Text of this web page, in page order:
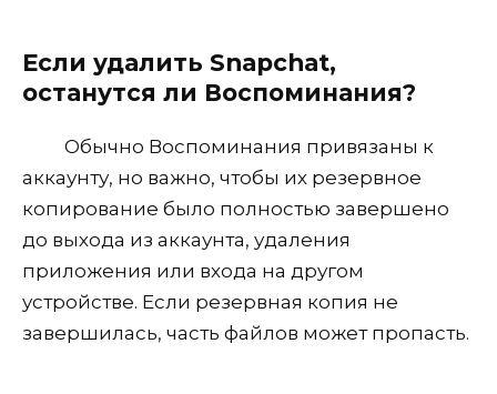
Если удалить Snapchat,
останутся ли Воспоминания?
Обычно Воспоминания привязаны к
аккаунту, но важно, чтобы их резервное
копирование было полностью завершено
до выхода из аккаунта, удаления
приложения или входа на другом
устройстве. Если резервная копия не
завершилась, часть файлов может пропасть.